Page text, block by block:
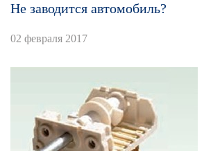
Не заводится автомобиль?
02 февраля 2017